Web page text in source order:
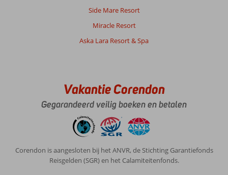
Side Mare Resort
Miracle Resort
Aska Lara Resort & Spa
Vakantie Corendon
Gegarandeerd veilig boeken en betalen
Corendon is aangesloten bij het ANVR, de Stichting Garantiefonds
Reisgelden (SGR) en het Calamiteitenfonds.